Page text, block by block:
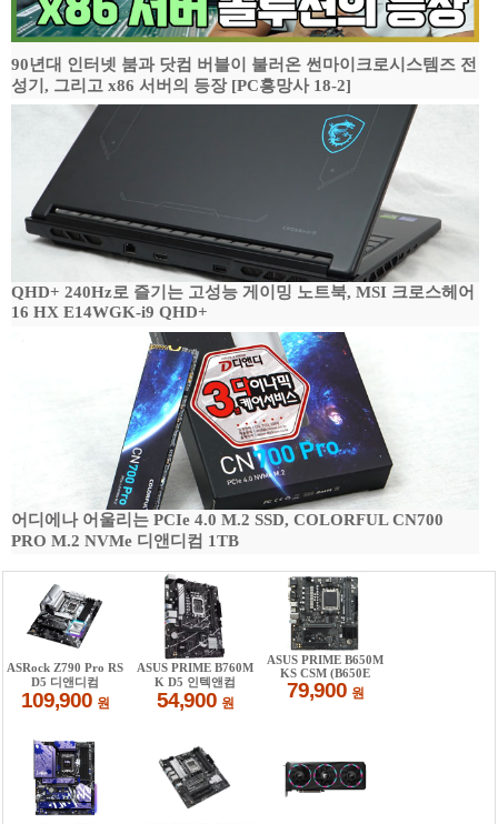
90년대 인터넷 붐과 닷컴 버블이 불러온 썬마이크로시스템즈 전
성기, 그리고 x86 서버의 등장 [PC흥망사 18-2]
QHD+ 240Hz로 즐기는 고성능 게이밍 노트북, MSI 크로스헤어
16 HX E14WGK-i9 QHD+
어디에나 어울리는 PCIe 4.0 M.2 SSD, COLORFUL CN700
PRO M.2 NVMe 디앤디컴 1TB